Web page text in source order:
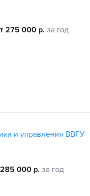
275 000 р. за год
и управления ВВГУ
000 р. за год